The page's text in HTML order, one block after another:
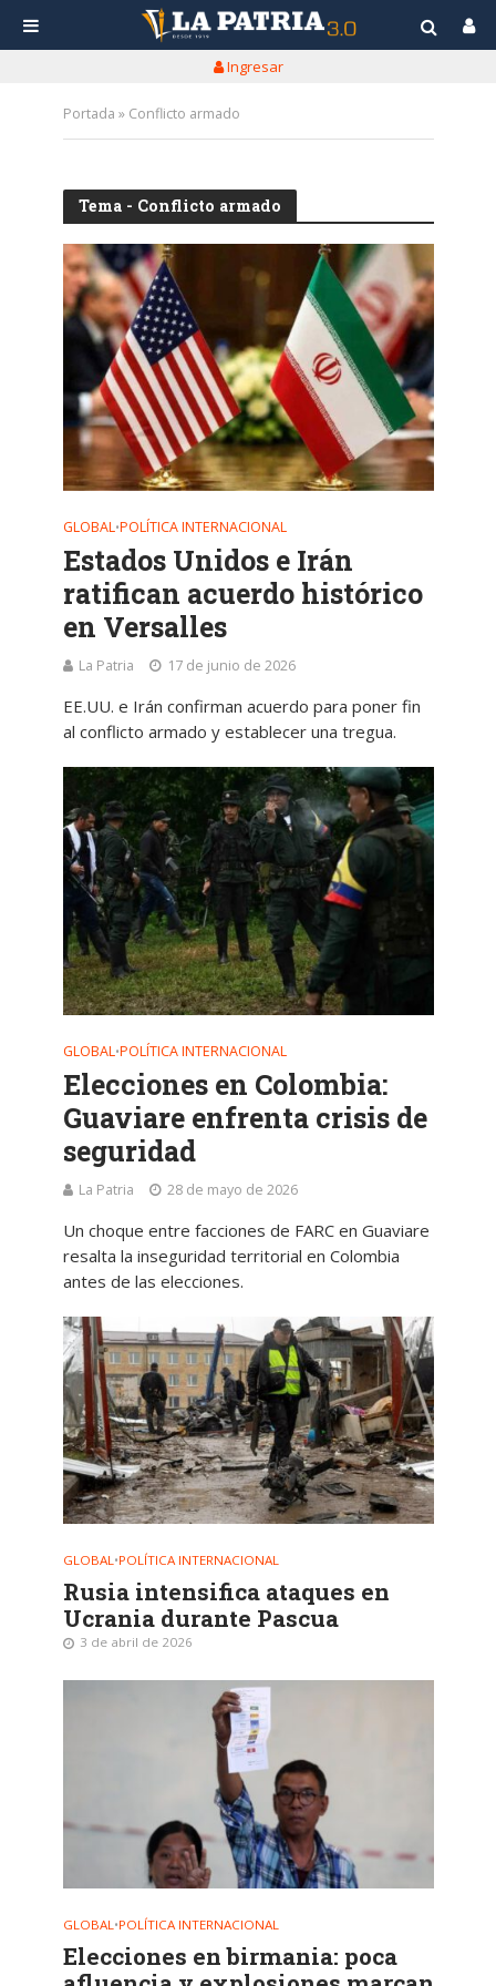
Ingresar
Portada » Conflicto armado
Tema - Conflicto armado
GLOBAL•POLÍTICA INTERNACIONAL
Estados Unidos e Irán
ratifican acuerdo histórico
en Versalles
La Patria 17 de junio de 2026
EE.UU. e Irán confirman acuerdo para poner fin
al conflicto armado y establecer una tregua.
GLOBAL•POLÍTICA INTERNACIONAL
Elecciones en Colombia:
Guaviare enfrenta crisis de
seguridad
La Patria 28 de mayo de 2026
Un choque entre facciones de FARC en Guaviare
resalta la inseguridad territorial en Colombia
antes de las elecciones.
GLOBAL•POLÍTICA INTERNACIONAL
Rusia intensifica ataques en
Ucrania durante Pascua
3 de abril de 2026
GLOBAL•POLÍTICA INTERNACIONAL
Elecciones en birmania: poca